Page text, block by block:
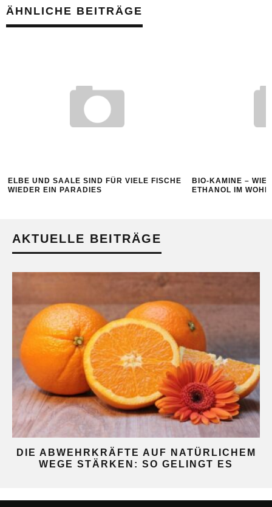
ÄHNLICHE BEITRÄGE
ELBE UND SAALE SIND FÜR VIELE FISCHE
WIEDER EIN PARADIES
BIO-KAMINE – WIE
ETHANOL IM
AKTUELLE BEITRÄGE
DIE ABWEHRKRÄFTE AUF NATÜRLICHEM
WEGE STÄRKEN: SO GELINGT ES